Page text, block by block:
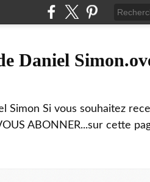
Daniel
Simon Si vous souhaitez
ABONNER...sur cette